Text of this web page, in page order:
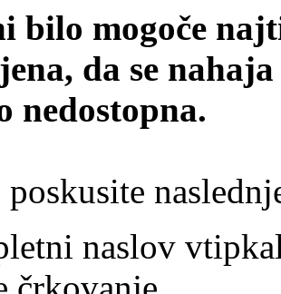
bilo mogoče
da se
nedostopna.
naslov